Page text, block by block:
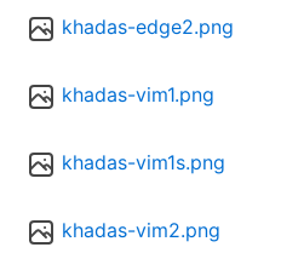
khadas-edge2.png
khadas-vim1.png
khadas-vim1s.png
khadas-vim2.png